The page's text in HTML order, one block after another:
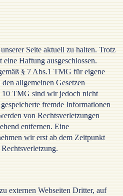
Seite aktuell zu halten. Trotz
Haftung ausgeschlossen.
§ 7 Abs.1 TMG für eigene
allgemeinen Gesetzen
TMG sind wir jedoch nicht
fremde Informationen
von Rechtsverletzungen
entfernen. Eine
wir erst ab dem Zeitpunkt
externen Webseiten Dritter, auf